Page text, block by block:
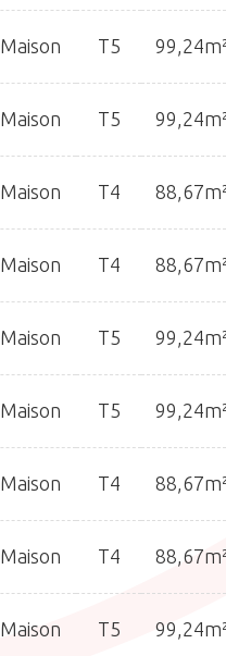
Maison T5
Maison T5
Maison T4
Maison T4
Maison T5
Maison T5
Maison T4
Maison T4
Maison T5